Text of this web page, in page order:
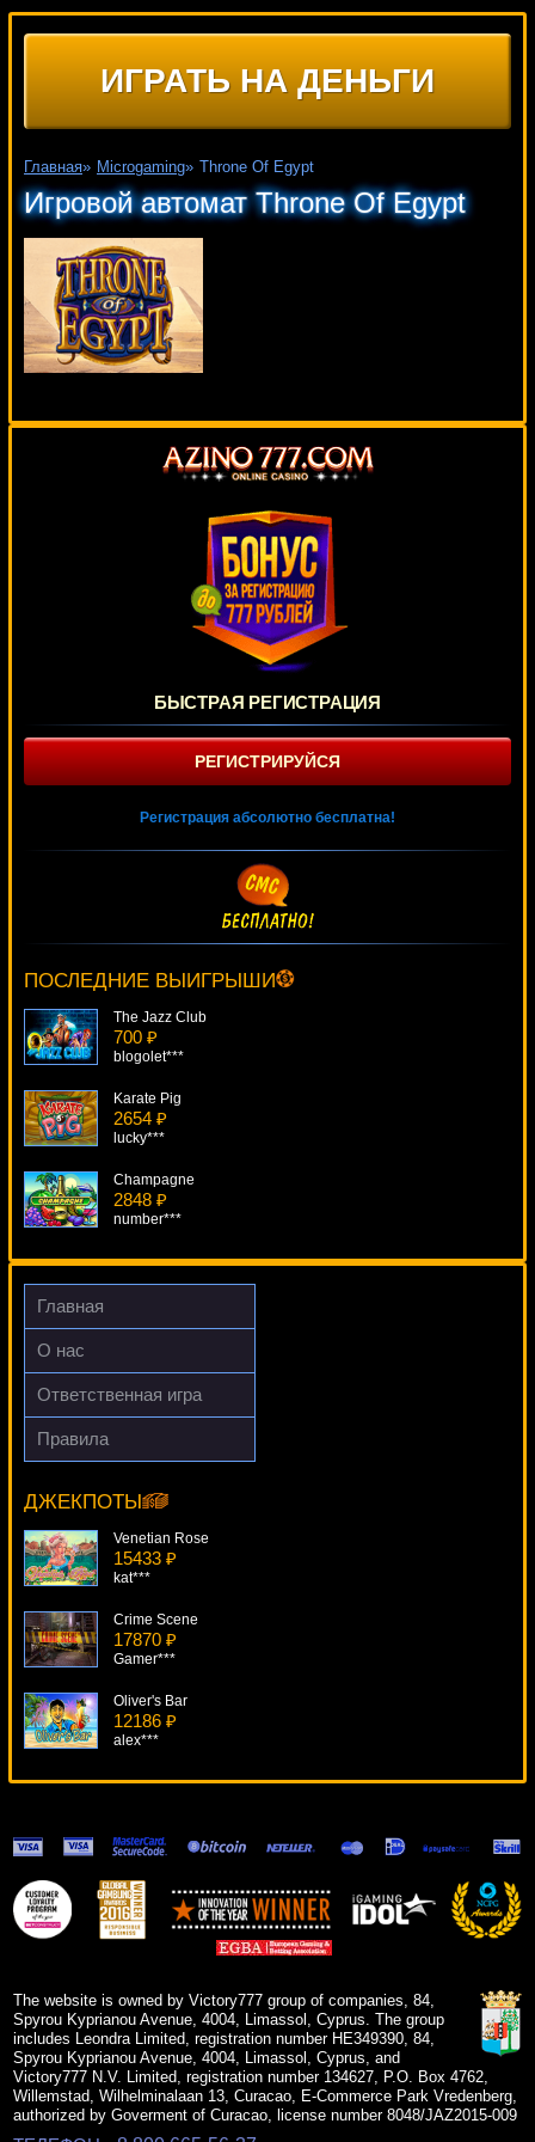
ИГРАТЬ НА ДЕНЬГИ
Главная» Microgaming» Throne Of Egypt
Игровой автомат Throne Of Egypt
БЫСТРАЯ РЕГИСТРАЦИЯ
РЕГИСТРИРУЙСЯ
Регистрация абсолютно бесплатна!
ПОСЛЕДНИЕ ВЫИГРЫШИ
sgvwood***
The Jazz Club
700 ₽
blogolet***
Karate Pig
2654 ₽
lucky***
Champagne
2848 ₽
number***
Wonky Wabbits
1019 ₽
SmileLow***
Главная
О нас
Ответственная игра
Правила
ДЖЕКПОТЫ
Daring Dave & The Eye Of Ra
kat***
Venetian Rose
15433 ₽
kat***
Crime Scene
17870 ₽
Gamer***
Oliver's Bar
12186 ₽
alex***
Книжки 6 Deluxe
15743 ₽
loto***
European Roulette
The website is owned by Victory777 group of companies, 84,
Spyrou Kyprianou Avenue, 4004, Limassol, Cyprus. The group
includes Leondra Limited, registration number HE349390, 84,
Spyrou Kyprianou Avenue, 4004, Limassol, Cyprus, and
Victory777 N.V. Limited, registration number 134627, P.O. Box 4762,
Willemstad, Wilhelminalaan 13, Curacao, E-Commerce Park Vredenberg,
authorized by Goverment of Curacao, license number 8048/JAZ2015-009